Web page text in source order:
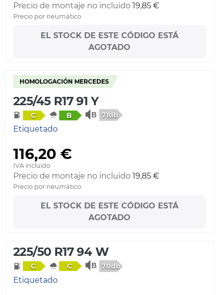
Precio de montaje no incluido 19,85 €
Precio por neumático
EL STOCK DE ESTE CÓDIGO ESTÁ
AGOTADO
HOMOLOGACIÓN MERCEDES
225/45 R17 91 Y
C B 71db
Etiquetado
116,20 €
IVA incluido
Precio de montaje no incluido 19,85 €
Precio por neumático
EL STOCK DE ESTE CÓDIGO ESTÁ
AGOTADO
225/50 R17 94 W
C C 70db
Etiquetado